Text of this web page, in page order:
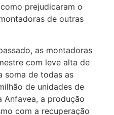
prejudicaram o
de outras
as montadoras
com leve alta de
soma de todas as
de unidades de
Anfavea, a produção
com a recuperação